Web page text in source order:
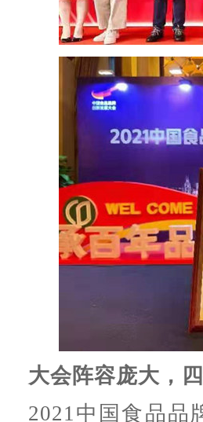
大会阵容庞大，
2021中国食品品